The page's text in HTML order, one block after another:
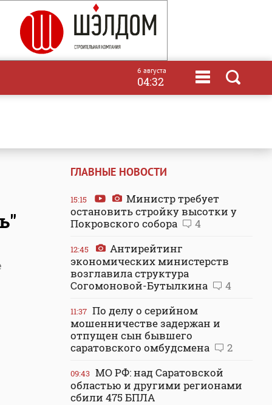
6 августа
04:32
ГЛАВНЫЕ НОВОСТИ
15:15
Министр требует
остановить стройку высотки у
Покровского собора
4
12:45
Антирейтинг
экономических министерств
возглавила структура
Согомоновой-Бутылкина
4
11:37 По делу о серийном
мошенничестве задержан и
отпущен сын бывшего
саратовского омбудсмена
2
09:43 МО РФ: над Саратовской
областью и другими регионами
сбили 475 БПЛА